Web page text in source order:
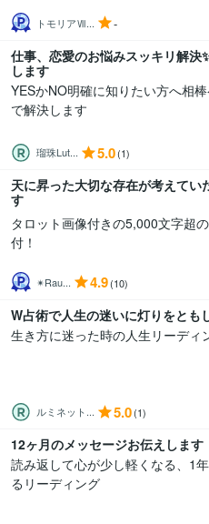
トモリアⅦ... -
仕事、恋愛のお悩みスッキリ解決
します
YESかNO明確に知りたい方へ相
で解決します‎
瑠珠Lut... 5.0(1)
天に昇った大切な存在が考えてい
す
タロット画像付きの5,000文字超
付！
✴︎Rau... 4.9(10)
W占術で人生の迷いに灯りをとも
生き方に迷った時の人生リーディ
ルミネット... 5.0(1)
12ヶ月のメッセージお伝えします
読み返して心が少し軽くなる、1
るリーディング